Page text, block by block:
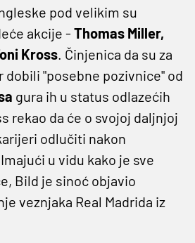
pod velikim su
akcije - Thomas Miller,
Kross . Činjenica da su za
dobili "posebne pozivnice" od
gura ih u status odlazećih
rekao da će o svojoj daljnjoj
odlučiti nakon
u vidu kako je sve
Bild je sinoć objavio
veznjaka Real Madrida iz